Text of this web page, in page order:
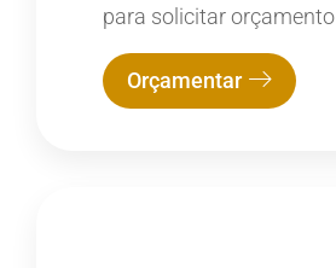
para solicitar orçamento
Orçamentar